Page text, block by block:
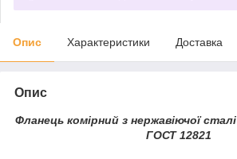
Опис Характеристики Доставка
Опис
Фланець комірний з нержавіючої
ГОСТ 12821